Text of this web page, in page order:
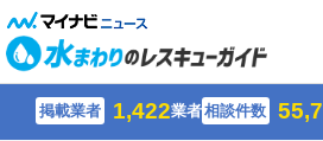
掲載業者 1,422業者相談件数